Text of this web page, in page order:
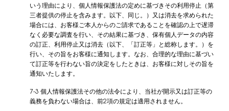
いう理由により、個人情報保護法の定めに基づきその利用停止（第
三者提供の停止を含みます。以下、同じ。）又は消去を求められた
場合には、お客様ご本人からのご請求であることを確認の上で遅滞
なく必要な調査を行い、その結果に基づき、保有個人データの内容
の訂正、利用停止又は消去（以下、「訂正等」と総称します。）を
行い、その旨をお客様に通知します。なお、合理的な理由に基づい
て訂正等を行わない旨の決定をしたときは、お客様に対しその旨を
通知いたします。
7-3 個人情報保護法その他の法令により、当社が開示又は訂正等の
義務を負わない場合は、前2項の規定は適用されません。